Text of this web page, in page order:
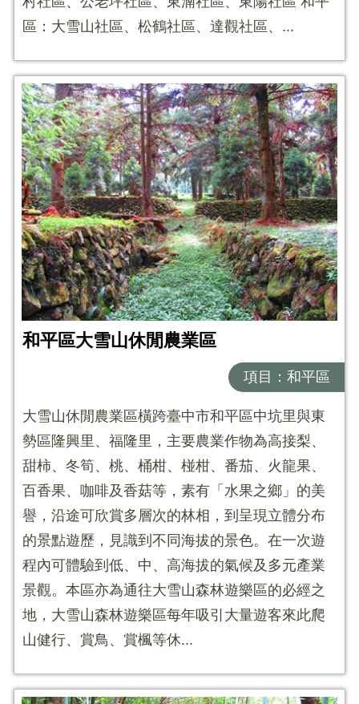
區：大雪山社區、松鶴社區、達觀社區、...
和平區大雪山休閒農業區
項目：和平區
大雪山休閒農業區橫跨臺中市和平區中坑里與東
勢區隆興里、福隆里，主要農業作物為高接梨、
甜柿、冬筍、桃、桶柑、椪柑、番茄、火龍果、
百香果、咖啡及香菇等，素有「水果之鄉」的美
譽，沿途可欣賞多層次的林相，到呈現立體分布
的景點遊歷，見識到不同海拔的景色。在一次遊
程內可體驗到低、中、高海拔的氣候及多元產業
景觀。本區亦為通往大雪山森林遊樂區的必經之
地，大雪山森林遊樂區每年吸引大量遊客來此爬
山健行、賞鳥、賞楓等休...